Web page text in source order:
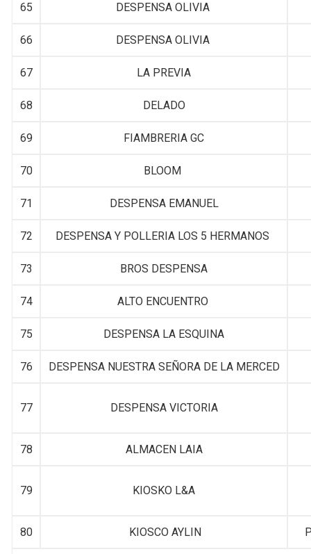
65 DESPENSA OLIVIA
66 DESPENSA OLIVIA
67 LA PREVIA
68 DELADO
69 FIAMBRERIA GC
70 BLOOM
71 DESPENSA EMANUEL
72 DESPENSA Y POLLERIA LOS 5 HERMANOS
73 BROS DESPENSA
74 ALTO ENCUENTRO
75 DESPENSA LA ESQUINA
76 DESPENSA NUESTRA SEÑORA DE LA MERCED
77 DESPENSA VICTORIA
78 ALMACEN LAIA
79 KIOSKO L&A
80 KIOSCO AYLIN